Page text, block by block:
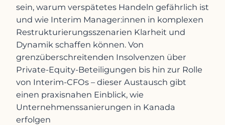
sein, warum verspätetes Handeln gefährlich ist
und wie Interim Manager:innen in komplexen
Restrukturierungsszenarien Klarheit und
Dynamik schaffen können. Von
grenzüberschreitenden Insolvenzen über
Private-Equity-Beteiligungen bis hin zur Rolle
von Interim-CFOs – dieser Austausch gibt
einen praxisnahen Einblick, wie
Unternehmenssanierungen in Kanada
erfolgen